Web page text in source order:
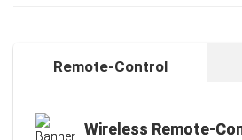
Remote-Control
Wireless Remote-
Kalibrierungsfunktion